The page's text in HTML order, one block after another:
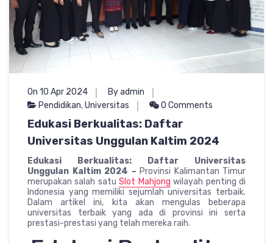
On 10 Apr 2024
By admin
Pendidikan,Universitas 0 Comments
Edukasi Berkualitas: Daftar
Universitas Unggulan Kaltim 2024
Edukasi Berkualitas: Daftar Universitas
Unggulan Kaltim 2024 – Provinsi Kalimantan Timur
merupakan salah satuSlot Mahjong wilayah penting di
Indonesia yang memiliki sejumlah universitas terbaik.
Dalam artikel ini, kita akan mengulas beberapa
universitas terbaik yang ada di provinsi ini serta
prestasi-prestasi yang telah mereka raih.